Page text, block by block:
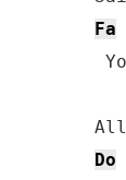
Fa
Do